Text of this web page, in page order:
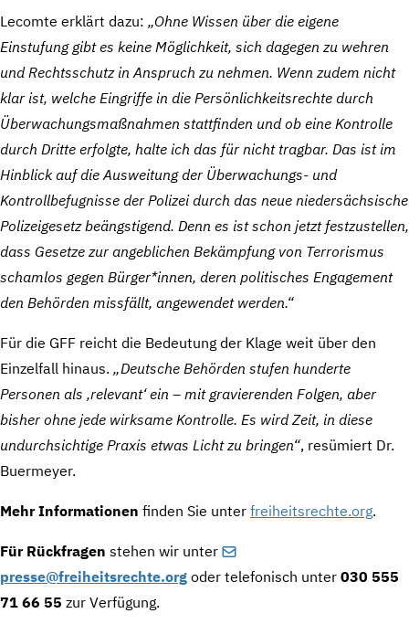
Lecomte erklärt dazu: „Ohne Wissen über die eigene
Einstufung gibt es keine Möglichkeit, sich dagegen zu wehren
und Rechtsschutz in Anspruch zu nehmen. Wenn zudem nicht
klar ist, welche Eingriffe in die Persönlichkeitsrechte durch
Überwachungsmaßnahmen stattfinden und ob eine Kontrolle
durch Dritte erfolgte, halte ich das für nicht tragbar. Das ist im
Hinblick auf die Ausweitung der Überwachungs- und
Kontrollbefugnisse der Polizei durch das neue niedersächsische
Polizeigesetz beängstigend. Denn es ist schon jetzt festzustellen,
dass Gesetze zur angeblichen Bekämpfung von Terrorismus
schamlos gegen Bürger*innen, deren politisches Engagement
den Behörden missfällt, angewendet werden.“
Für die GFF reicht die Bedeutung der Klage weit über den
Einzelfall hinaus. „Deutsche Behörden stufen hunderte
Personen als ‚relevant‘ ein – mit gravierenden Folgen, aber
bisher ohne jede wirksame Kontrolle. Es wird Zeit, in diese
undurchsichtige Praxis etwas Licht zu bringen“, resümiert Dr.
Buermeyer.
Mehr Informationen finden Sie unter freiheitsrechte.org.
Für Rückfragen stehen wir unter
presse@freiheitsrechte.org oder telefonisch unter 030 555
71 66 55 zur Verfügung.